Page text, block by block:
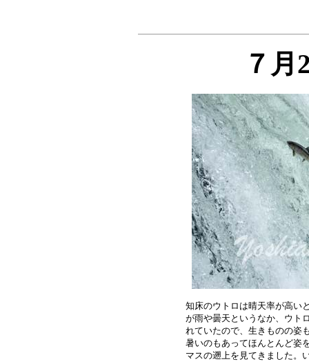
７月
知床のウトロは晴天率が高い
が雨や曇天というなか、ウト
れていたので、生きものの姿
暑いのもあってほんとんど姿
マスの遡上を見てきました。